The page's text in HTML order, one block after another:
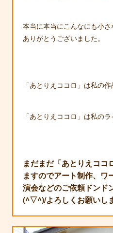
本当に本当にこんなにも小
ありがとうございました。
「あとりえココロ」は私の作
「あとりえココロ」は私の
まだまだ「あとりえココ
ますのでアート制作、ワ
演会などのご依頼ドンド
(^▽^)/よろしくお願いし